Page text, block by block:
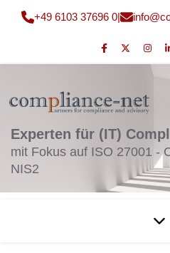
+49 6103 37696 0| fni
Experten für (IT)
mit Fokus auf ISO 27001 -
NIS2